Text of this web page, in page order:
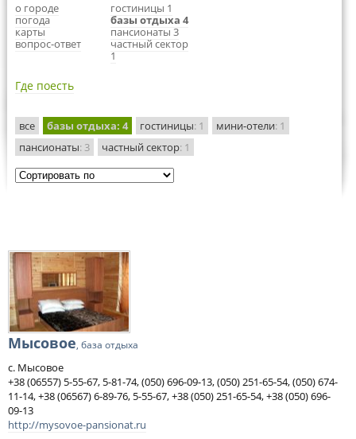
о городе
погода
карты
вопрос-ответ
гостиницы 1
базы отдыха 4
пансионаты 3
частный сектор
1
Где поесть
все базы отдыха: 4 гостиницы: 1 мини-отели: 1
пансионаты: 3 частный сектор: 1
Мысовое, база отдыха
с. Мысовое
+38 (06557) 5-55-67, 5-81-74, (050) 696-09-13, (050) 251-65-54, (050) 674-
11-14, +38 (06567) 6-89-76, 5-55-67, +38 (050) 251-65-54, +38 (050) 696-
09-13
http://mysovoe-pansionat.ru